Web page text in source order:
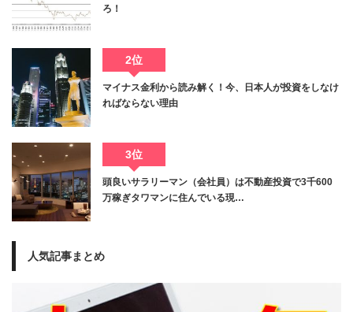
ろ！
2位
マイナス金利から読み解く！今、日本人が投資をしなけ
ればならない理由
3位
頭良いサラリーマン（会社員）は不動産投資で3千600
万稼ぎタワマンに住んでいる現…
人気記事まとめ